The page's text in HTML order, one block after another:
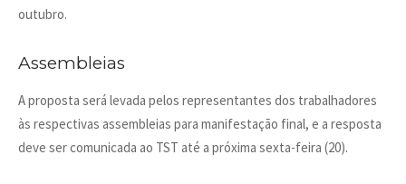
outubro.
Assembleias
A proposta será levada pelos representantes dos trabalhadores
às respectivas assembleias para manifestação final, e a resposta
deve ser comunicada ao TST até a próxima sexta-feira (20).